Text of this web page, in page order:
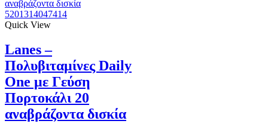
5201314047414
Quick View
Lanes –
Πολυβιταμίνες Daily
One με Γεύση
Πορτοκάλι 20
αναβράζοντα δισκία